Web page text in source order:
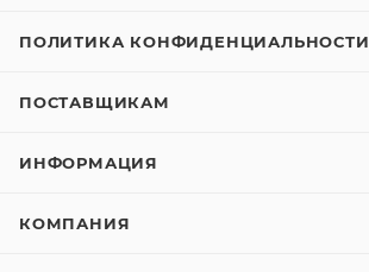
ПОЛИТИКА КОНФИДЕНЦИАЛЬНОСТИ
ПОСТАВЩИКАМ
ИНФОРМАЦИЯ
КОМПАНИЯ